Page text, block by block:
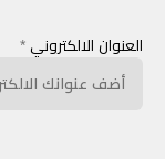
العنوان الالكتروني *